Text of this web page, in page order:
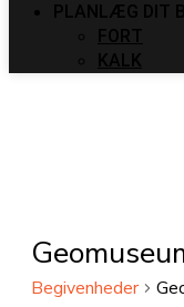
PLANLÆG DIT
FORT
KALK
Begivenheder